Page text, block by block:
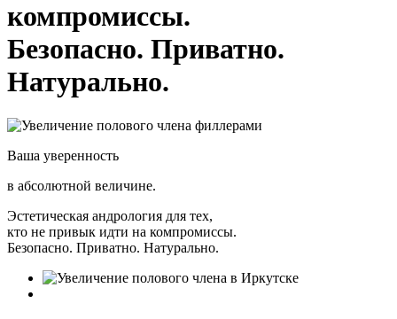
компромиссы.
Безопасно. Приватно.
Натурально.
Ваша уверенность
в абсолютной величине.
Эстетическая андрология для тех,
кто не привык идти на компромиссы.
Безопасно. Приватно. Натурально.